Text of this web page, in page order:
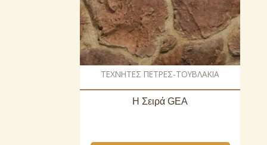
ΤΕΧΝΗΤΕΣ ΠΕΤΡΕΣ-ΤΟΥΒΛΑΚΙΑ
Η Σειρά GEA